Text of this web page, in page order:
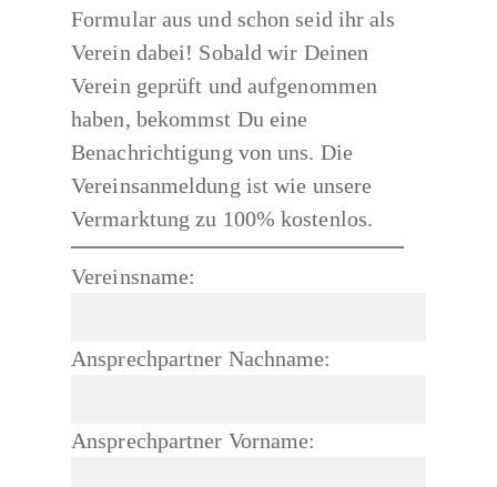
Formular aus und schon seid ihr als
Verein dabei! Sobald wir Deinen
Verein geprüft und aufgenommen
haben, bekommst Du eine
Benachrichtigung von uns. Die
Vereinsanmeldung ist wie unsere
Vermarktung zu 100% kostenlos.
Vereinsname:
Ansprechpartner Nachname:
Ansprechpartner Vorname: